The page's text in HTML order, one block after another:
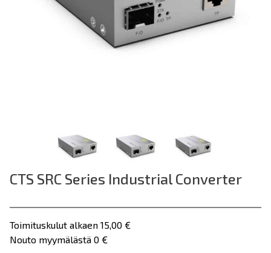
CTS SRC Series Industrial Converter
Toimituskulut alkaen 15,00 €
Nouto myymälästä 0 €